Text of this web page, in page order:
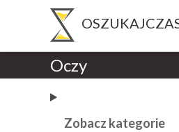
Oczy
Zobacz kategorie